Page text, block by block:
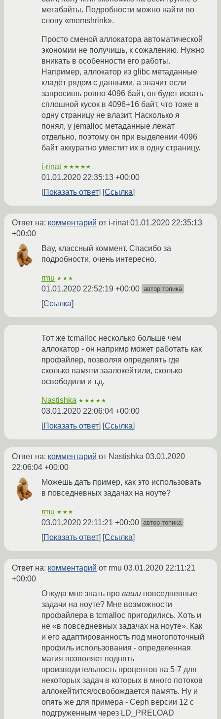
мегабайты. Подробности можно найти по
слову «memshrink».
Просто сменой аллокатора автоматической
экономии не получишь, к сожалению. Нужно
вникать в особенности его работы.
Например, аллокатор из glibc метаданные
кладёт рядом с данными, а значит если
запросишь ровно 4096 байт, он будет искать
сплошной кусок в 4096+16 байт, что тоже в
одну страницу не влазит. Насколько я
понял, у jemalloc метаданные лежат
отдельно, поэтому он при выделении 4096
байт аккуратно уместит их в одну страницу.
i-rinat ★★★★★
01.01.2020 22:35:13 +00:00
Показать ответ
Ссылка
Ответ на: комментарий от i-rinat01.01.2020 22:35:13
+00:00
Вау, классный коммент. Спасибо за
подробности, очень интересно.
rmu ★★★
01.01.2020 22:52:19 +00:00 автор топика
Ссылка
Тот же tcmalloc несколько больше чем
аллокатор - он напримр может работать как
профайлер, позволяя определять где
сколько памяти заалокейтили, сколько
освободили и т.д.
Nastishka ★★★★★
03.01.2020 22:06:04 +00:00
Показать ответ
Ссылка
Ответ на: комментарий от Nastishka 03.01.2020
22:06:04 +00:00
Можешь дать пример, как это использовать
в повседневных задачах на ноуте?
rmu ★★★
03.01.2020 22:11:21 +00:00 автор топика
Показать ответ Ссылка
Ответ на: комментарий от rmu 03.01.2020 22:11:21
+00:00
Откуда мне знать про ваши повседневные
задачи на ноуте? Мне возможности
профайлера в tcmalloc пригодились. Хоть и
не «в повседневных задачах на ноуте». Как
и его адаптированность под многопоточный
профиль использования - определенная
магия позволяет поднять
производительность процентов на 5-7 для
некоторых задач в которых в много потоков
аллокейтится/освобождается память. Ну и
опять же для примера - Ceph версии 12 с
подгруженным через LD_PRELOAD